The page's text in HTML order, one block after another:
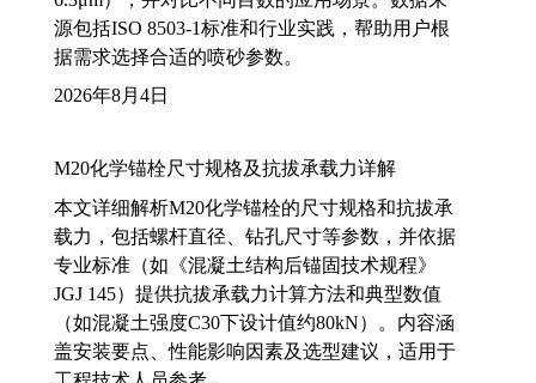
源包括ISO 8503-1标准和行业实践，帮助用户根
据需求选择合适的喷砂参数。
2026年8月4日
M20化学锚栓尺寸规格及抗拔承载力详解
本文详细解析M20化学锚栓的尺寸规格和抗拔承
载力，包括螺杆直径、钻孔尺寸等参数，并依据
专业标准（如《混凝土结构后锚固技术规程》
JGJ 145）提供抗拔承载力计算方法和典型数值
（如混凝土强度C30下设计值约80kN）。内容涵
盖安装要点、性能影响因素及选型建议，适用于